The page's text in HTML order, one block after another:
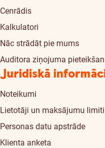
Cenrādis
Kalkulatori
Nāc strādāt pie mums
Auditora ziņojuma
Juridiskā
Noteikumi
Lietotāji un maksājumu limiti
Personas datu apstrāde
Klienta anketa